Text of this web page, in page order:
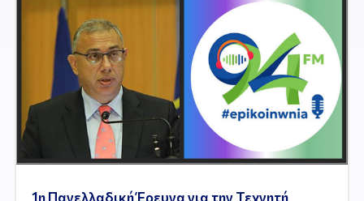
1η Πανελλαδική Έρευνα για την Τεχνητή